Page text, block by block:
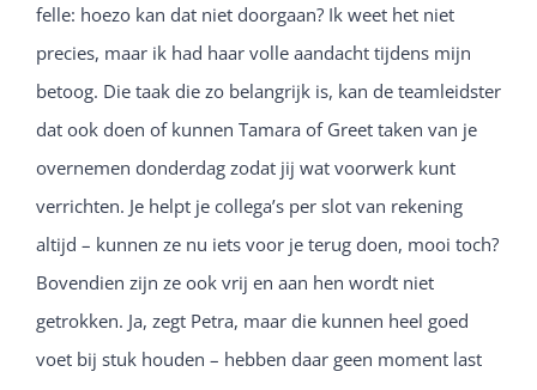
felle: hoezo kan dat niet doorgaan? Ik weet het niet
precies, maar ik had haar volle aandacht tijdens mijn
betoog. Die taak die zo belangrijk is, kan de teamleidster
dat ook doen of kunnen Tamara of Greet taken van je
overnemen donderdag zodat jij wat voorwerk kunt
verrichten. Je helpt je collega’s per slot van rekening
altijd – kunnen ze nu iets voor je terug doen, mooi toch?
Bovendien zijn ze ook vrij en aan hen wordt niet
getrokken. Ja, zegt Petra, maar die kunnen heel goed
voet bij stuk houden – hebben daar geen moment last